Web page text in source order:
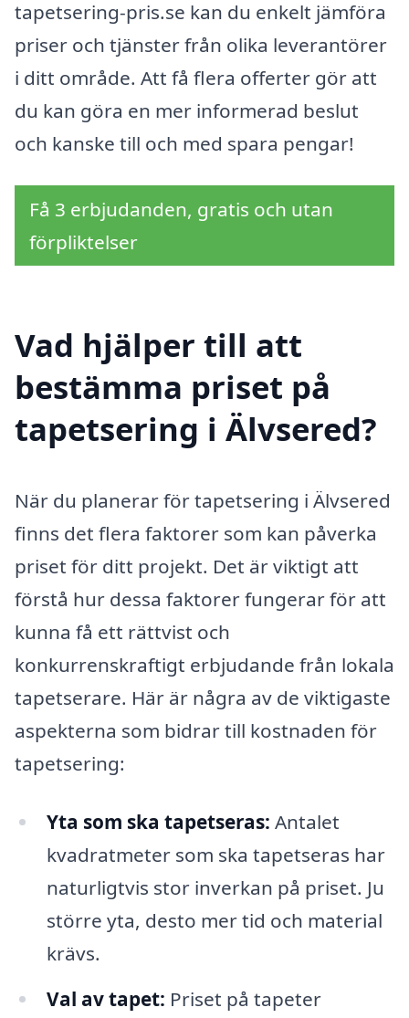
tapetsering-pris.se kan du enkelt jämföra
priser och tjänster från olika leverantörer
i ditt område. Att få flera offerter gör att
du kan göra en mer informerad beslut
och kanske till och med spara pengar!
Få 3 erbjudanden, gratis och utan
förpliktelser
Vad hjälper till att
bestämma priset på
tapetsering i Älvsered?
När du planerar för tapetsering i Älvsered
finns det flera faktorer som kan påverka
priset för ditt projekt. Det är viktigt att
förstå hur dessa faktorer fungerar för att
kunna få ett rättvist och
konkurrenskraftigt erbjudande från lokala
tapetserare. Här är några av de viktigaste
aspekterna som bidrar till kostnaden för
tapetsering:
Yta som ska tapetseras: Antalet
kvadratmeter som ska tapetseras har
naturligtvis stor inverkan på priset. Ju
större yta, desto mer tid och material
krävs.
Val av tapet: Priset på tapeter